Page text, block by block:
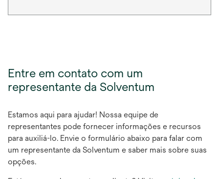
Entre em contato com um
representante da Solventum
Estamos aqui para ajudar! Nossa equipe de
representantes pode fornecer informações e recursos
para auxiliá-lo. Envie o formulário abaixo para falar com
um representante da Solventum e saber mais sobre suas
opções.